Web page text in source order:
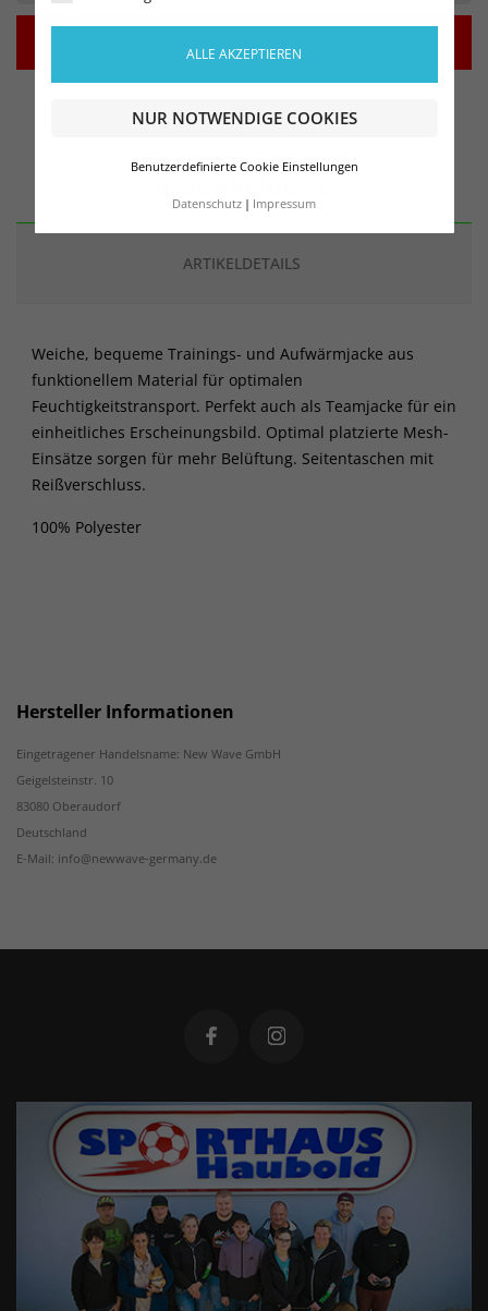
ALLE AKZEPTIEREN
NUR NOTWENDIGE COOKIES
Benutzerdefinierte Cookie Einstellungen
Datenschutz Impressum
ARTIKELDETAILS
Weiche, bequeme Trainings- und Aufwärmjacke aus
funktionellem Material für optimalen
Feuchtigkeitstransport. Perfekt auch als Teamjacke für ein
einheitliches Erscheinungsbild. Optimal platzierte Mesh-
Einsätze sorgen für mehr Belüftung. Seitentaschen mit
Reißverschluss.
100% Polyester
Hersteller Informationen
Eingetragener Handelsname: New Wave GmbH
Geigelsteinstr. 10
83080 Oberaudorf
Deutschland
E-Mail: info@newwave-germany.de